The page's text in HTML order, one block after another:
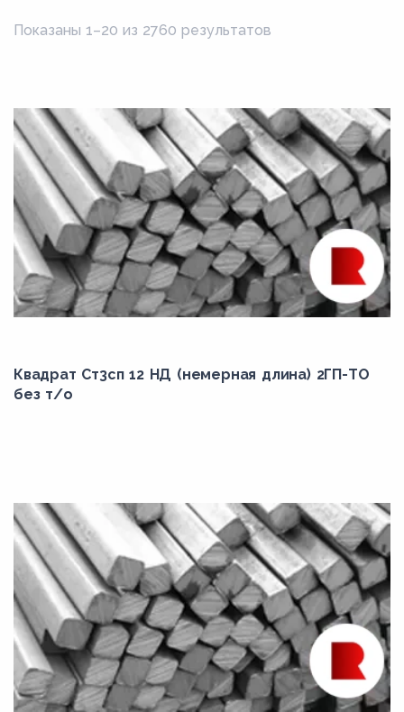
Показаны 1–20 из 2760 результатов
Квадрат Ст3сп 12 НД (немерная длина) 2ГП-ТО
без т/о